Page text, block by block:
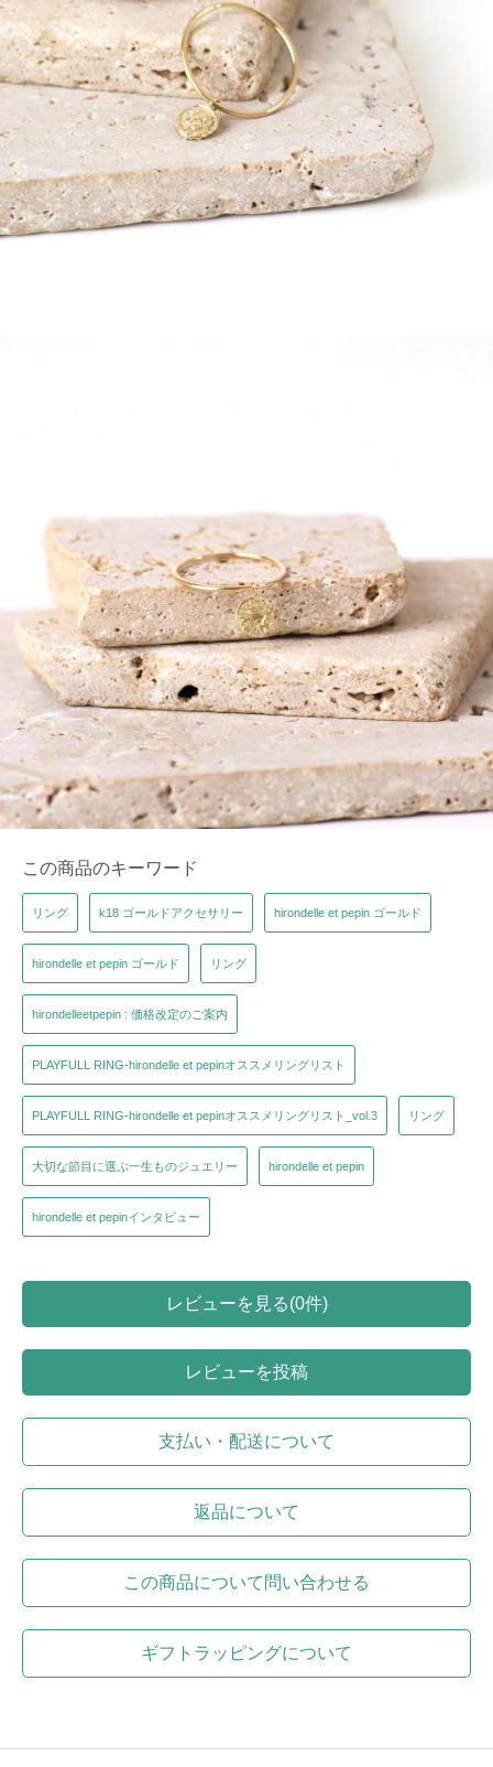
この商品のキーワード
リング k18 ゴールドアクセサリー hirondelle et pepin ゴールド
hirondelle et pepin ゴールド リング
hirondelleetpepin : 価格改定のご案内
PLAYFULL RING-hirondelle et pepinオススメリングリスト
PLAYFULL RING-hirondelle et pepinオススメリングリスト_vol.3 リング
大切な節目に選ぶ一生ものジュエリー hirondelle et pepin
hirondelle et pepinインタビュー
レビューを見る(0件)
レビューを投稿
支払い・配送について
返品について
この商品について問い合わせる
ギフトラッピングについて